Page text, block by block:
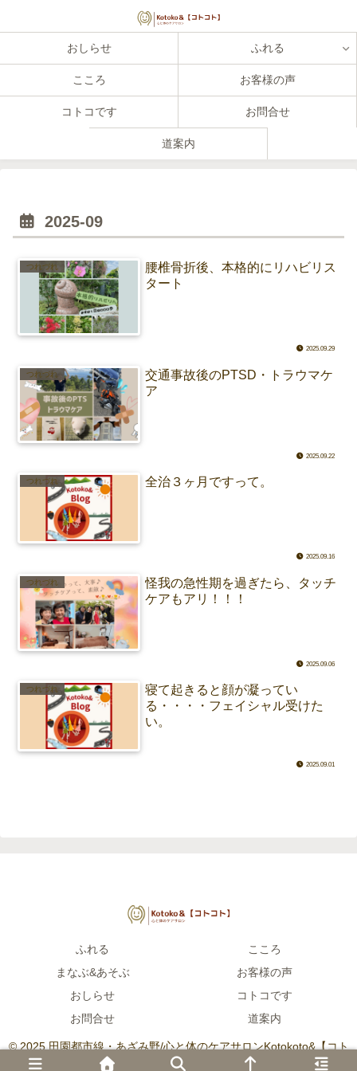
おしらせ ふれる
こころ お客様の声
コトコです お問合せ
道案内
2025-09
つれづれ
腰椎骨折後、本格的にリハビリス
タート
2025.09.29
つれづれ
交通事故後のPTSD・トラウマケ
ア
2025.09.22
つれづれ 全治３ヶ月ですって。
2025.09.16
つれづれ
怪我の急性期を過ぎたら、タッチ
ケアもアリ！！！
2025.09.06
つれづれ
寝て起きると顔が凝ってい
る・・・・フェイシャル受けた
い。
2025.09.01
ふれる
こころ
まなぶ&あそぶ
お客様の声
おしらせ
コトコです
お問合せ
道案内
© 2025 田園都市線・あざみ野/心と体のケアサロンKotokoto&【コト
コト】.